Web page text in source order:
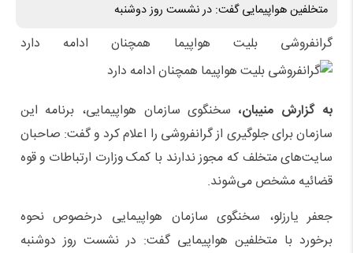
متخلفین هواپیمایی گفت: در نشست روز دوشنبه
گرانفروشی بلیت هواپیما همچنان ادامه دارد
به گزارش منیبان، سخنگوی سازمان هواپیمایی، برنامه این
سازمان برای جلوگیری از گرانفروشی را اعلام کرد و گفت: صاحبان
سایت‌های متخلف که مجوز ندارند با کمک وزارت ارتباطات و قوه
قضائیه مشخص می‌شوند.
جعفر یارزلو، سخنگوی سازمان هواپیمایی درخصوص نحوه
برخورد با متخلفین هواپیمایی گفت: در نشست روز دوشنبه